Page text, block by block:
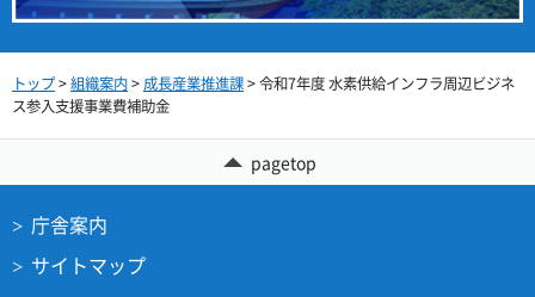
トップ>組織案内>成長産業推進課> 令和7年度 水素供給インフラ周辺ビジネ
ス参入支援事業費補助金
pagetop
庁舎案内
サイトマップ